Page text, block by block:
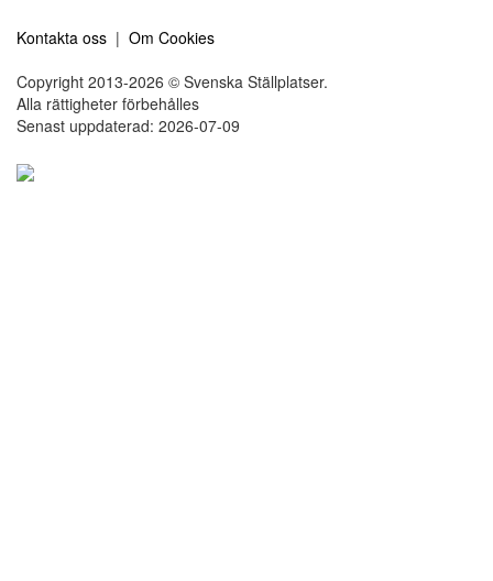
Kontakta oss | Om Cookies
Copyright 2013-2026 © Svenska Ställplatser.
Alla rättigheter förbehålles
Senast uppdaterad: 2026-07-09